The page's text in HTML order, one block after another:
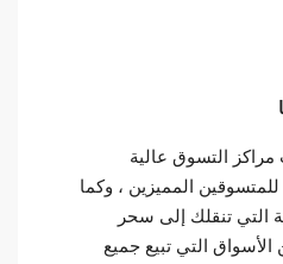
التسوق عالية
للمتسوقين المميزين ، وكما
التي تنقلك إلى سحر
الأسواق التي تبيع جميع